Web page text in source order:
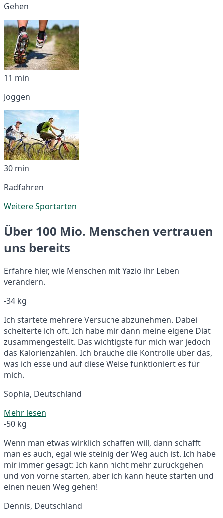
Gehen
11 min
Joggen
30 min
Radfahren
Weitere Sportarten
Über 100 Mio. Menschen vertrauen
uns bereits
Erfahre hier, wie Menschen mit Yazio ihr Leben
verändern.
-34 kg
Ich startete mehrere Versuche abzunehmen. Dabei
scheiterte ich oft. Ich habe mir dann meine eigene Diät
zusammengestellt. Das wichtigste für mich war jedoch
das Kalorienzählen. Ich brauche die Kontrolle über das,
was ich esse und auf diese Weise funktioniert es für
mich.
Sophia, Deutschland
Mehr lesen
-50 kg
Wenn man etwas wirklich schaffen will, dann schafft
man es auch, egal wie steinig der Weg auch ist. Ich habe
mir immer gesagt: Ich kann nicht mehr zurückgehen
und von vorne starten, aber ich kann heute starten und
einen neuen Weg gehen!
Dennis, Deutschland